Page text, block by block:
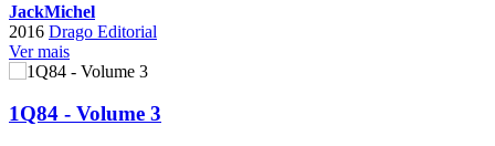
JackMichel
2016 Drago Editorial
Ver mais
1Q84 - Volume 3